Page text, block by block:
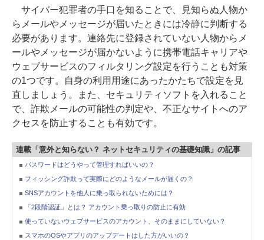
サイバー犯罪者の手口を知ることで、見知らぬ人物か
らメールやメッセージが届いたときには冷静に判断する
必要があります。連絡先に登録されていない人物からメ
ールやメッセージが届かないように携帯電話キャリアや
ウェブサービスのフィルタリング設定を行うことも対策
の1つです。自身の利用用途にあったかたちで設定を見
直しましょう。また、セキュリティソフトを入れること
で、詐欺メールの可能性の判定や、不正なサイトへのア
クセスを防止することも有効です。
連載「意外と知らない？ ネットセキュリティの基礎知識」の記事
パスワードはどうやって管理すればいいの？
フィッシング詐欺って実際にどのようなメールが届くの？
SNSアカウントを他人に乗っ取られないためには？
「2段階認証」とは？ アカウント乗っ取りの防止に有効
使っていないウェブサービスのアカウント、そのままにしていない？
スマホのOSやアプリのアップデートはした方がいいの？